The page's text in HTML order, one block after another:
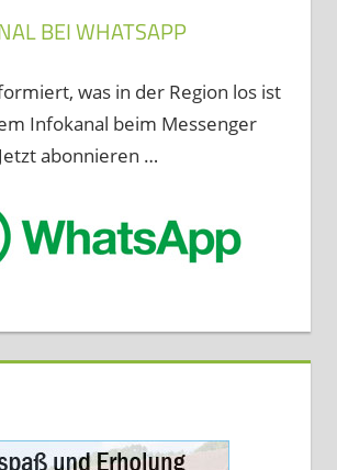
BEI WHATSAPP
was in der Region los ist
Infokanal beim Messenger
abonnieren …